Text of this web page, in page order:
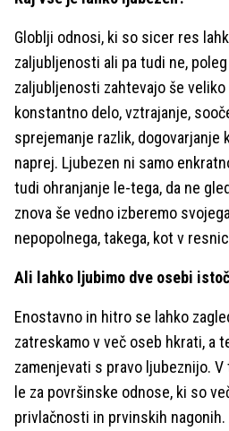
Globlji odnosi, ki so sicer res
zaljubljenosti ali pa tudi ne,
zaljubljenosti zahtevajo še
konstantno delo, vztrajanje,
sprejemanje razlik, dogovarjanje
naprej. Ljubezen ni samo
tudi ohranjanje le-tega, da ne
znova še vedno izberemo
nepopolnega, takega, kot v
Ali lahko ljubimo dve osebi
Enostavno in hitro se lahko
zatreskamo v več oseb hkrati, a
zamenjevati s pravo ljubeznijo.
le za površinske odnose, ki so
privlačnosti in prvinskih nagonih.